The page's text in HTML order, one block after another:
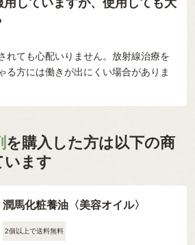
用していますが、使用しても大
れても心配いりません。放射線治療を
る方には働きが出にくい場合がありま
を購入した方は以下の商
います
潤馬化粧養油〈美容オイル〉
2個以上で送料無料